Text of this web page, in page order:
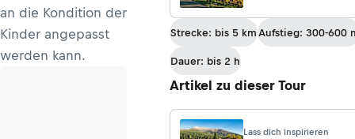
an die Kondition der
Kinder angepasst
werden kann.
Strecke: bis 5 km Aufstieg: 300-600
Dauer: bis 2 h
Artikel zu dieser Tour
Lass dich inspirieren